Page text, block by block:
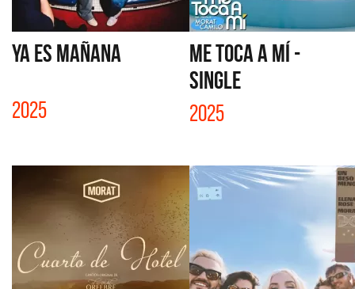
YA ES MAÑANA
2025
ME TOCA A MÍ -
SINGLE
2025